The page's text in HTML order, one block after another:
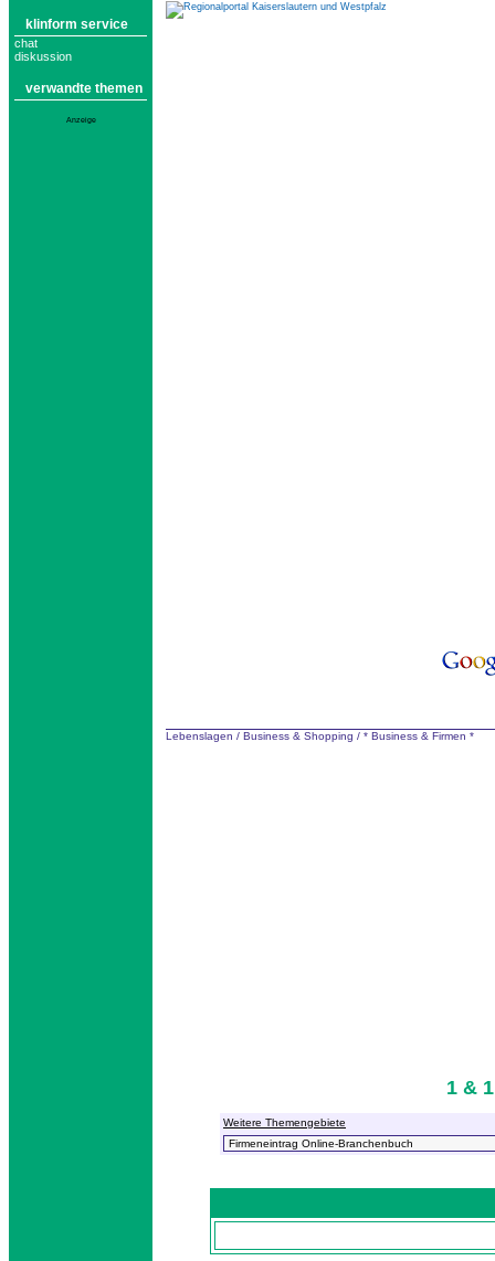
klinform service
chat
diskussion
verwandte themen
Anzeige
Lebenslagen / Business & Shopping / * Business & Firmen *
1 &
Weitere Themengebiete